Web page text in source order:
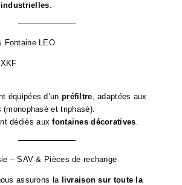
.
Fontaine LEO
équipées d’un préfiltre, adaptées aux
et triphasé).
dédiés auxfontaines décoratives.
– SAV & Pièces de rechange
assurons la livraison sur toute la